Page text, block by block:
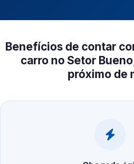
Benefícios de contar
carro no Setor
próximo de